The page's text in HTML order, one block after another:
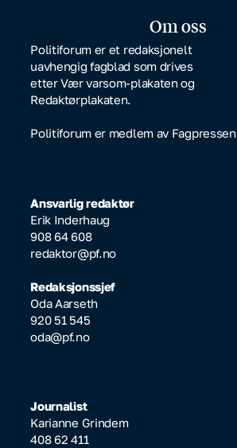
Om oss
Politiforum er et redaksjonelt
uavhengig fagblad som drives
etter Vær varsom-plakaten og
Redaktørplakaten.
Politiforum er medlem av Fagpressen.
Ansvarlig redaktør
Erik Inderhaug
908 64 608
redaktor@pf.no
Redaksjonssjef
Oda Aarseth
920 51 545
oda@pf.no
Journalist
Karianne Grindem
408 62 411